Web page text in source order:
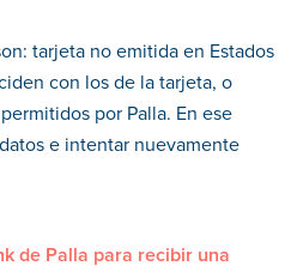
tarjeta no emitida en Estados
con los de la tarjeta, o
por Palla. En ese
e intentar nuevamente
de Palla para recibir una